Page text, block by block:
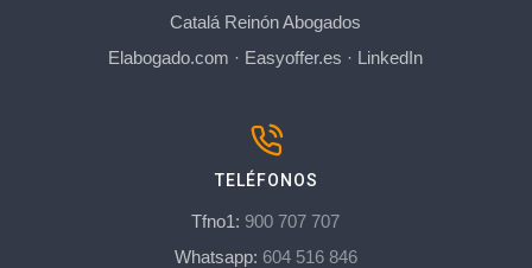
Catalá Reinón Abogados
Elabogado.com · Easyoffer.es · LinkedIn
TELÉFONOS
Tfno1: 900 707 707
Whatsapp: 604 516 846